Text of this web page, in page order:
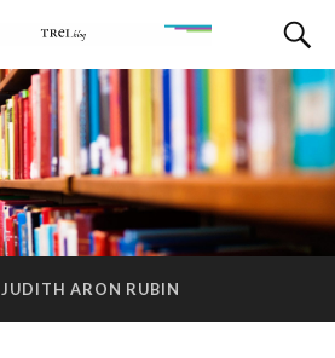
JUDITH ARON RUBIN